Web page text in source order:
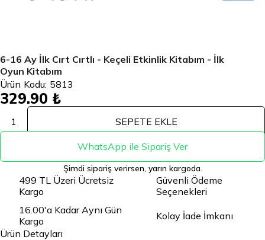
6-16 Ay İlk Cırt Cırtlı - Keçeli Etkinlik Kitabım - İlk
Oyun Kitabım
Ürün Kodu: 5813
329.90 ₺
1 SEPETE EKLE
WhatsApp ile Sipariş Ver
Şimdi sipariş verirsen, yarın kargoda.
499 TL Üzeri Ücretsiz
Kargo
Güvenli Ödeme
Seçenekleri
16.00'a Kadar Aynı Gün
Kargo
Kolay İade İmkanı
Ürün Detayları